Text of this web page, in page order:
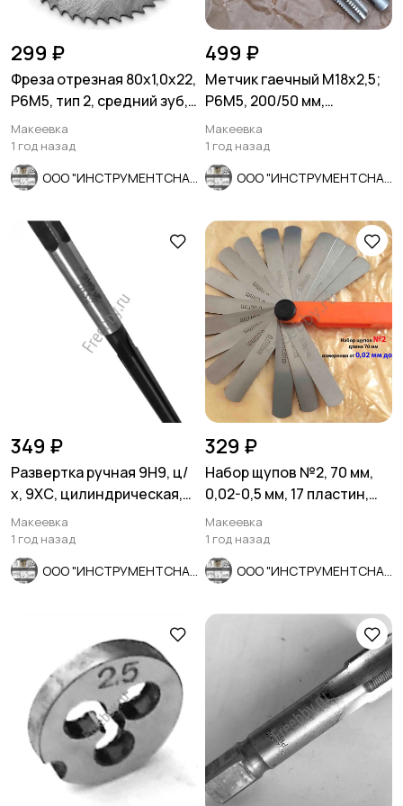
299 ₽
Фреза отрезная 80х1,0х22,
Р6М5, тип 2, средний зуб,
Z48, СССР.
Макеевка
1 год назад
499 ₽
Метчик гаечный М18х2,5;
Р6М5, 200/50 мм,
длинный, основной шаг,
СССР.
Макеевка
1 год назад
349 ₽
Развертка ручная 9Н9, ц/
х, 9ХС, цилиндрическая,
124/52 мм, 2360-0132.
Макеевка
1 год назад
329 ₽
Набор щупов №2, 70 мм,
0,02-0,5 мм, 17 пластин,
Россия.
Макеевка
1 год назад